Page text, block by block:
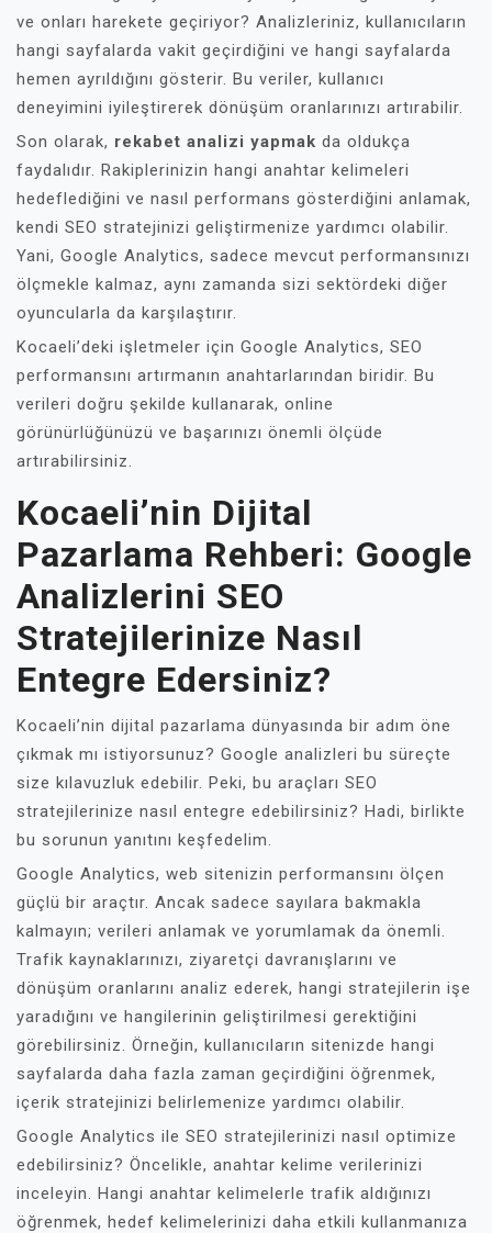
ve onları harekete geçiriyor? Analizleriniz, kullanıcıların
hangi sayfalarda vakit geçirdiğini ve hangi sayfalarda
hemen ayrıldığını gösterir. Bu veriler, kullanıcı
deneyimini iyileştirerek dönüşüm oranlarınızı artırabilir.
Son olarak, rekabet analizi yapmak da oldukça
faydalıdır. Rakiplerinizin hangi anahtar kelimeleri
hedeflediğini ve nasıl performans gösterdiğini anlamak,
kendi SEO stratejinizi geliştirmenize yardımcı olabilir.
Yani, Google Analytics, sadece mevcut performansınızı
ölçmekle kalmaz, aynı zamanda sizi sektördeki diğer
oyuncularla da karşılaştırır.
Kocaeli’deki işletmeler için Google Analytics, SEO
performansını artırmanın anahtarlarından biridir. Bu
verileri doğru şekilde kullanarak, online
görünürlüğünüzü ve başarınızı önemli ölçüde
artırabilirsiniz.
Kocaeli’nin Dijital
Pazarlama Rehberi: Google
Analizlerini SEO
Stratejilerinize Nasıl
Entegre Edersiniz?
Kocaeli’nin dijital pazarlama dünyasında bir adım öne
çıkmak mı istiyorsunuz? Google analizleri bu süreçte
size kılavuzluk edebilir. Peki, bu araçları SEO
stratejilerinize nasıl entegre edebilirsiniz? Hadi, birlikte
bu sorunun yanıtını keşfedelim.
Google Analytics, web sitenizin performansını ölçen
güçlü bir araçtır. Ancak sadece sayılara bakmakla
kalmayın; verileri anlamak ve yorumlamak da önemli.
Trafik kaynaklarınızı, ziyaretçi davranışlarını ve
dönüşüm oranlarını analiz ederek, hangi stratejilerin işe
yaradığını ve hangilerinin geliştirilmesi gerektiğini
görebilirsiniz. Örneğin, kullanıcıların sitenizde hangi
sayfalarda daha fazla zaman geçirdiğini öğrenmek,
içerik stratejinizi belirlemenize yardımcı olabilir.
Google Analytics ile SEO stratejilerinizi nasıl optimize
edebilirsiniz? Öncelikle, anahtar kelime verilerinizi
inceleyin. Hangi anahtar kelimelerle trafik aldığınızı
öğrenmek, hedef kelimelerinizi daha etkili kullanmanıza